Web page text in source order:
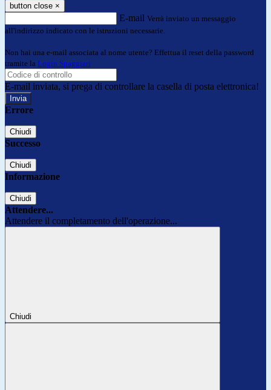
button close ×
E-mail Verrà inviato un messaggio
all'indirizzo indicato con le istruzioni necessarie.
Non hai una e-mail associata al nome utente? Effettua il reset della password
tramite la Login Spaggiari
E-mail inviata, si prega di controllare la casella di posta elettronica!
Errore
Chiudi
Successo
Chiudi
Informazione
Chiudi
Attendere...
Attendere il completamento dell'operazione...
Chiudi